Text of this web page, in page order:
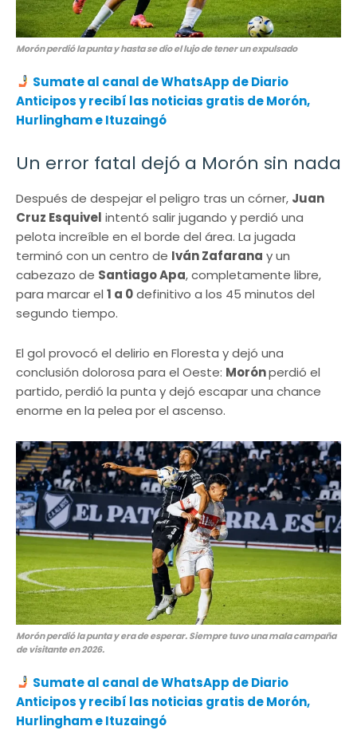
Morón perdió la punta y hasta se dio el lujo de tener un expulsado
Sumate al canal de WhatsApp de Diario
Anticiposy recibí las noticias gratis de Morón,
Hurlingham e Ituzaingó
Un error fatal dejó a Morón sin nada
Después de despejar el peligro tras un córner, Juan
Cruz Esquivel intentó salir jugando y perdió una
pelota increíble en el borde del área. La jugada
terminó con un centro de Iván Zafarana y un
cabezazo de Santiago Apa, completamente libre,
para marcar el 1 a 0definitivo a los 45 minutos del
segundo tiempo.
El gol provocó el delirio en Floresta y dejó una
conclusión dolorosa para el Oeste: Morónperdió el
partido, perdió la punta y dejó escapar una chance
enorme en la pelea por el ascenso.
Morón perdió la punta y era de esperar. Siempre tuvo una mala campaña
de visitante en 2026.
Sumate al canal de WhatsApp de Diario
Anticiposy recibí las noticias gratis de Morón,
Hurlingham e Ituzaingó